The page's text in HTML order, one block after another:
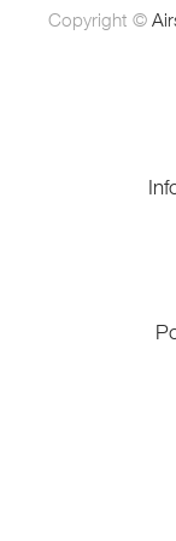
Copyright ©